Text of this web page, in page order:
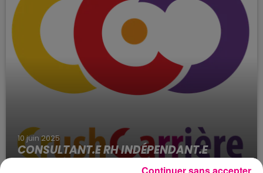
10 juin 2025
CONSULTANT.E RH INDÉPENDANT.E
Notre cabinet digital, il n’est pas comme les
Continuer sans accepter